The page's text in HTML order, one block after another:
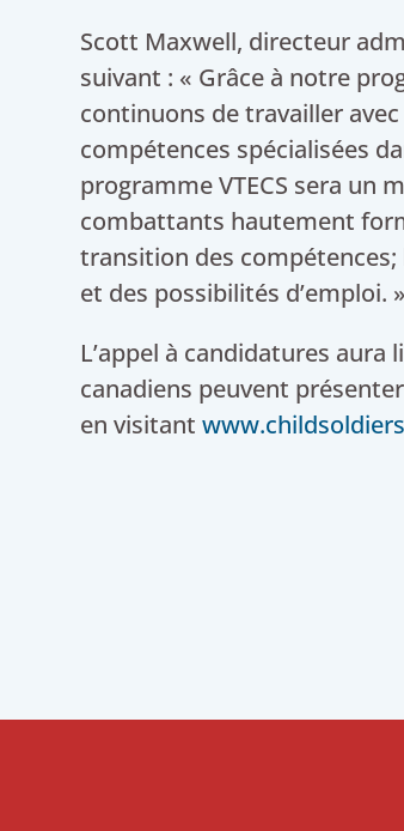
Scott Maxwell, directeur
suivant : « Grâce à notre
continuons de travailler
compétences spécialisées
programme VTECS sera un
combattants hautement
transition des compétences;
et des possibilités d’emploi. »
L’appel à candidatures
canadiens peuvent
en visitant